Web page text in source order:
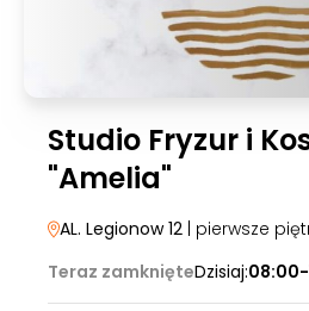
Studio Fryzur i
"Amelia"
AL. Legionow 12 | pierwsze
Teraz zamknięteDzisiaj: